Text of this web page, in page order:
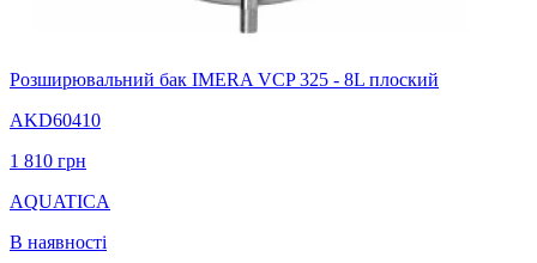
Розширювальний бак IMERA VCP 325 - 8L плоский
AKD60410
1 810 грн
AQUATICA
В наявності